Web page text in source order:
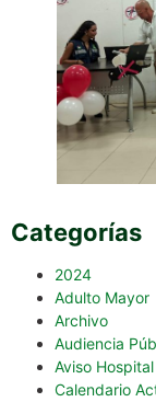
Categorías
2024
Adulto Mayor
Archivo
Audiencia
Aviso
Calendario